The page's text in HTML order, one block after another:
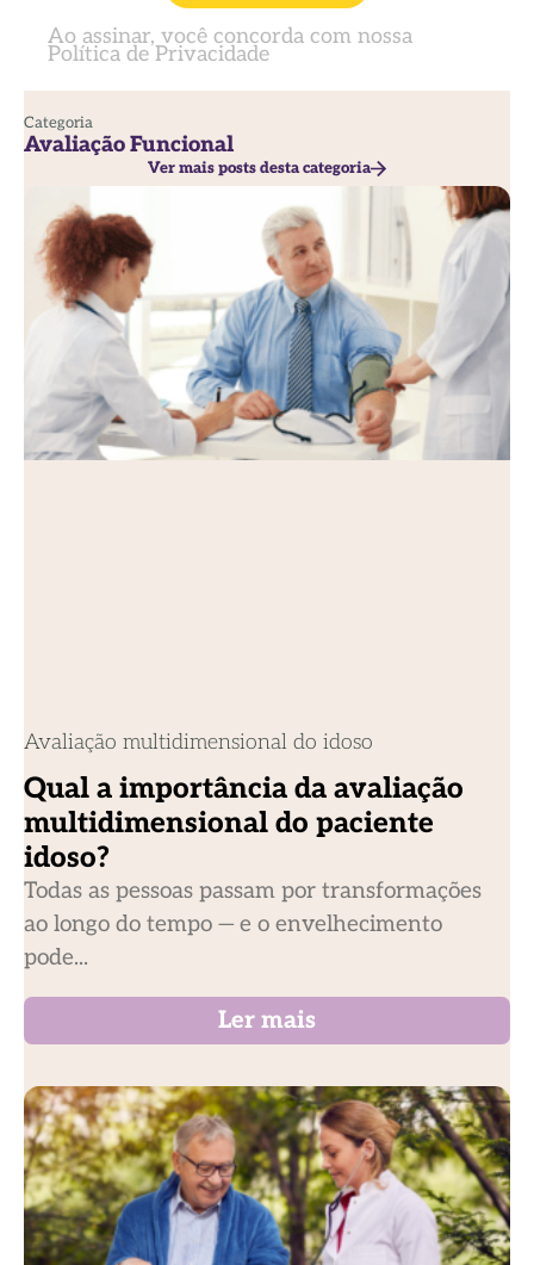
Ao assinar, você concorda com nossa
Política de Privacidade
Categoria
Avaliação Funcional
Ver mais posts desta categoria
Avaliação multidimensional do idoso
Qual a importância da avaliação
multidimensional do paciente
idoso?
Todas as pessoas passam por transformações
ao longo do tempo — e o envelhecimento
pode...
Ler mais